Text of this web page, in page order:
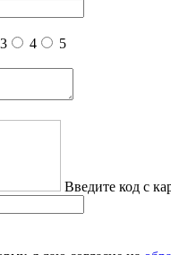
3 4
5
Введите код с